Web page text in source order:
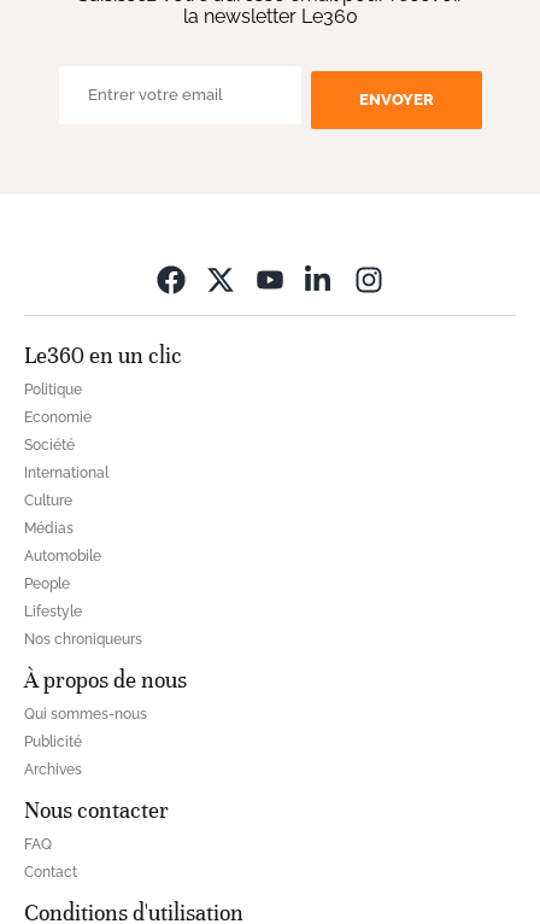
la newsletter Le360
ENVOYER
Le360 en un clic
Politique
Economie
Société
International
Culture
Médias
Automobile
People
Lifestyle
Nos chroniqueurs
À propos de nous
Qui sommes-nous
Publicité
Archives
Nous contacter
FAQ
Contact
Conditions d'utilisation